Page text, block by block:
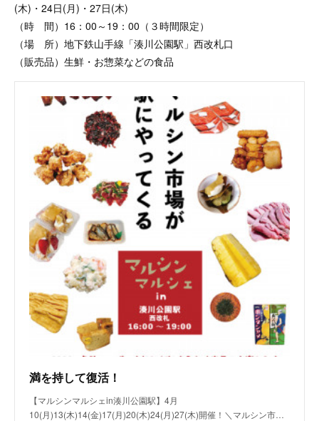
(木)・24日(月)・27日(木)
（時 間）16：00～19：00（３時間限定）
（場 所）地下鉄山手線「湊川公園駅」西改札口
（販売品）生鮮・お惣菜などの食品
満を持して復活！
【マルシンマルシェin湊川公園駅】4月
10(月)13(木)14(金)17(月)20(木)24(月)27(木)開催！＼マルシン市…